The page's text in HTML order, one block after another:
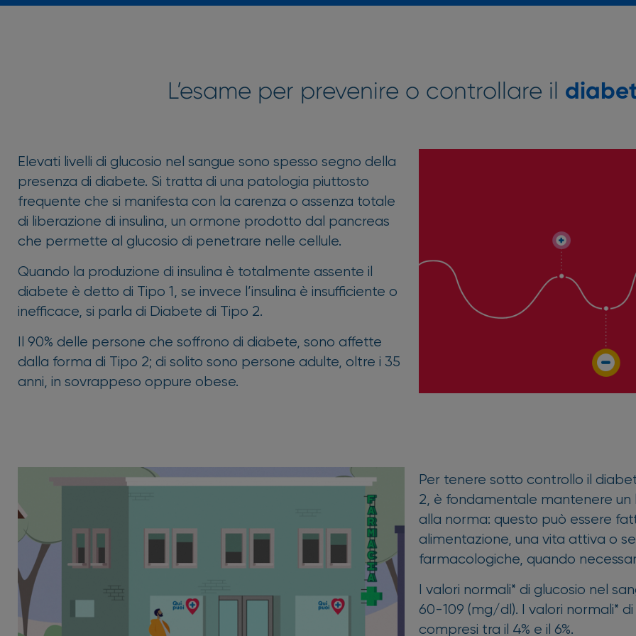
L’esame per prevenire o controllare il
Elevati livelli di glucosio nel sangue sono spesso segno della
presenza di diabete. Si tratta di una patologia piuttosto
frequente che si manifesta con la carenza o assenza totale
di liberazione di insulina, un ormone prodotto dal pancreas
che permette al glucosio di penetrare nelle cellule.
Quando la produzione di insulina è totalmente assente il
diabete è detto di Tipo 1, se invece l’insulina è insufficiente o
inefficace, si parla di Diabete di Tipo 2.
Il 90% delle persone che soffrono di diabete, sono affette
dalla forma di Tipo 2; di solito sono persone adulte, oltre i 35
anni, in sovrappeso oppure obese.
Per tenere sotto controllo il
2, è fondamentale mantenere un
alla norma: questo può essere
alimentazione, una vita attiva o
farmacologiche, quando
I valori normali* di glucosio nel
60-109 (mg/dl). I valori normali*
compresi tra il 4% e il 6%.